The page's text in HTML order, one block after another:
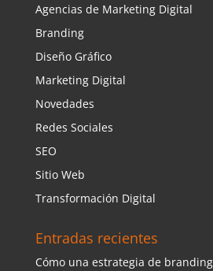
Agencias de Marketing Digital
Branding
Diseño Gráfico
Marketing Digital
Novedades
Redes Sociales
SEO
Sitio Web
Transformación Digital
Entradas recientes
Cómo una estrategia de